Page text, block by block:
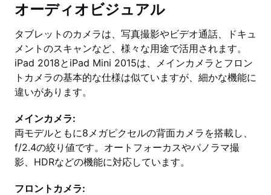
オーディオビジュアル
タブレットのカメラは、写真撮影やビデオ通話、ドキュ
メントのスキャンなど、様々な用途で活用されます。
iPad 2018とiPad Mini 2015は、メインカメラとフロン
トカメラの基本的な仕様は似ていますが、細かな機能に
違いがあります。
メインカメラ:
両モデルともに8メガピクセルの背面カメラを搭載し、
f/2.4の絞り値です。オートフォーカスやパノラマ撮
影、HDRなどの機能に対応しています。
フロントカメラ: